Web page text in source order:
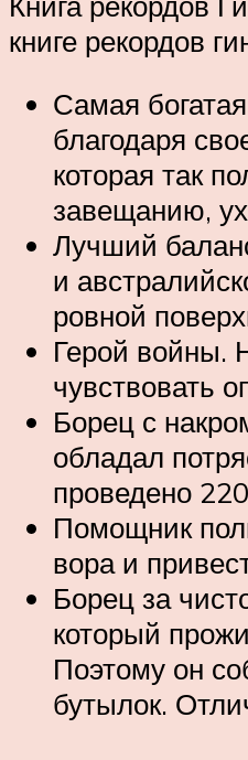
книге рекордов
Самая
благодаря
которая так
завещанию,
Лучший
и
ровной
Герой войны.
чувствовать
Борец с
обладал
проведено
Помощник
вора и
Борец за
который
Поэтому он
бутылок.